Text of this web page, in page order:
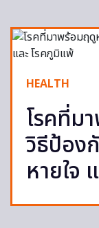
HEALTH
โรคที่ม
วิธีป้อง
หายใจ